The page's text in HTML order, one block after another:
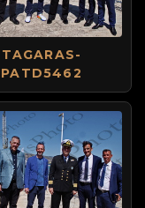
TAGARAS-
PATD5462